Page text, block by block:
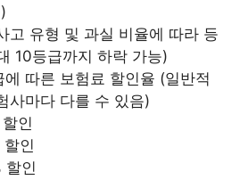
고 유형 및 과실 비율에 따라 등
10등급까지 하락 가능)
에 따른 보험료 할인율 (일반적
사마다 다를 수 있음)
인
인
할인